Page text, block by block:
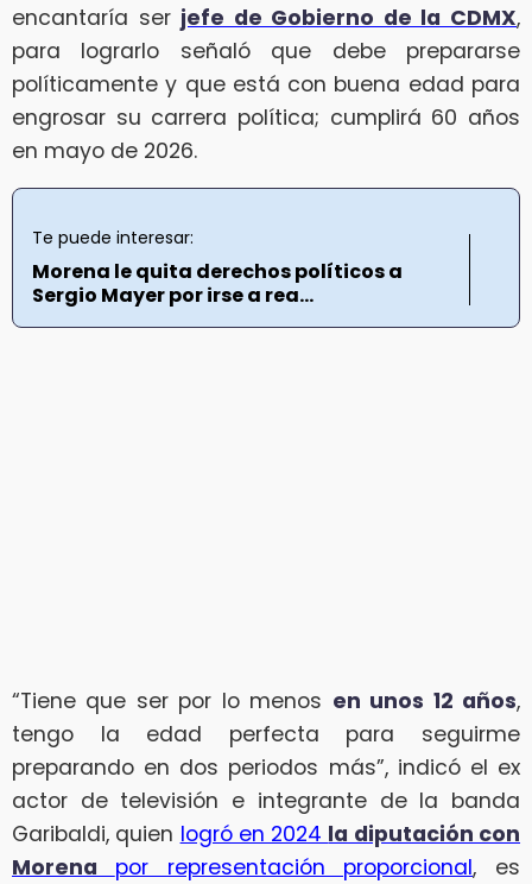
encantaría ser jefe de Gobierno de la CDMX,
para lograrlo señaló que debe prepararse
políticamente y que está con buena edad para
engrosar su carrera política; cumplirá 60 años
en mayo de 2026.
Te puede interesar:
Morena le quita derechos políticos a
Sergio Mayer por irse a rea...
“Tiene que ser por lo menos en unos 12 años,
tengo la edad perfecta para seguirme
preparando en dos periodos más”, indicó el ex
actor de televisión e integrante de la banda
Garibaldi, quien logró en 2024 la diputación con
Morena por representación proporcional, es